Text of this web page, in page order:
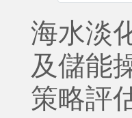
海水淡
及儲能
策略評